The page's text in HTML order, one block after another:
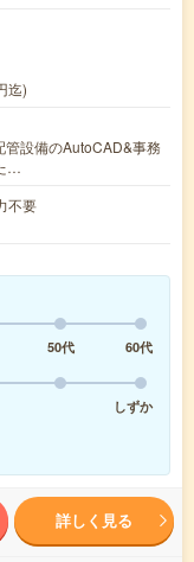
迄)
管設備のAutoCAD&事務
…
不要
50代
60代
しずか
詳しく見る